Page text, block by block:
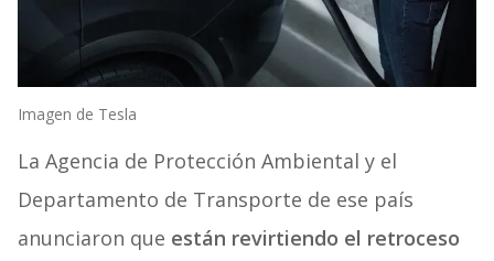
Imagen de Tesla
La Agencia de Protección Ambiental y el
Departamento de Transporte de ese país
anunciaron que están revirtiendo el retroceso